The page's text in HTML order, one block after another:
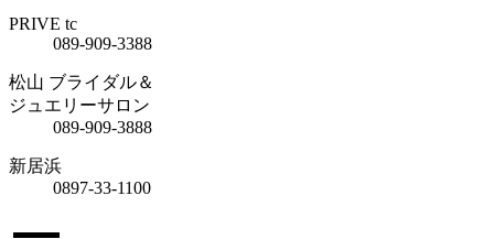
PRIVE tc
089-909-3388
松山 ブライダル＆
ジュエリーサロン
089-909-3888
新居浜
0897-33-1100